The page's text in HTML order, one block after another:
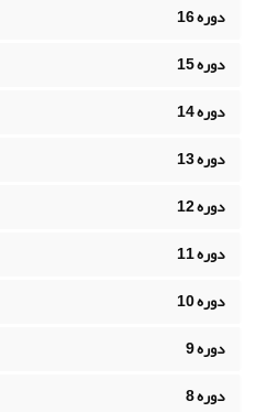
دوره 16
دوره 15
دوره 14
دوره 13
دوره 12
دوره 11
دوره 10
دوره 9
دوره 8